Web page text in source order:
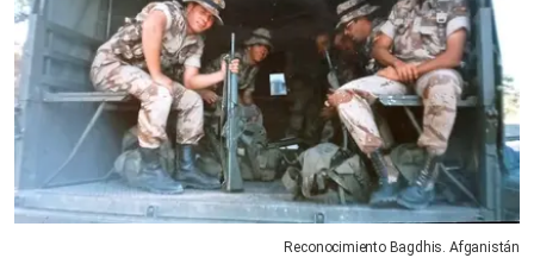
Reconocimiento Bagdhis. Afganistán